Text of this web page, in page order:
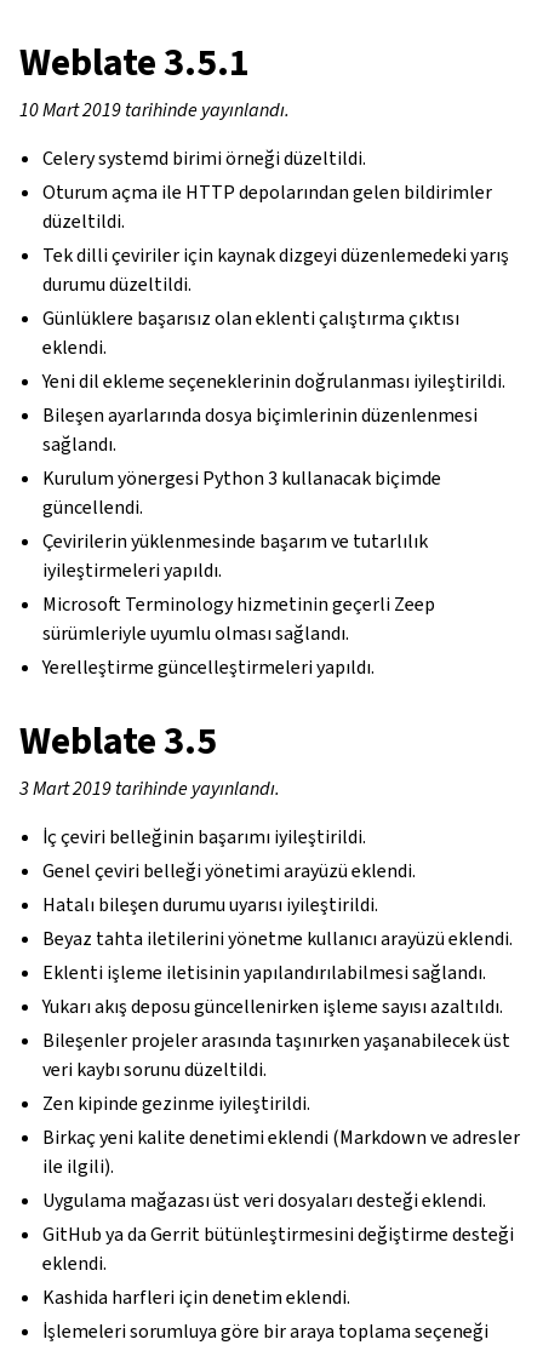
Weblate 3.5.1
10 Mart 2019 tarihinde yayınlandı.
Celery systemd birimi örneği düzeltildi.
Oturum açma ile HTTP depolarından gelen bildirimler
düzeltildi.
Tek dilli çeviriler için kaynak dizgeyi düzenlemedeki yarış
durumu düzeltildi.
Günlüklere başarısız olan eklenti çalıştırma çıktısı
eklendi.
Yeni dil ekleme seçeneklerinin doğrulanması iyileştirildi.
Bileşen ayarlarında dosya biçimlerinin düzenlenmesi
sağlandı.
Kurulum yönergesi Python 3 kullanacak biçimde
güncellendi.
Çevirilerin yüklenmesinde başarım ve tutarlılık
iyileştirmeleri yapıldı.
Microsoft Terminology hizmetinin geçerli Zeep
sürümleriyle uyumlu olması sağlandı.
Yerelleştirme güncelleştirmeleri yapıldı.
Weblate 3.5
3 Mart 2019 tarihinde yayınlandı.
İç çeviri belleğinin başarımı iyileştirildi.
Genel çeviri belleği yönetimi arayüzü eklendi.
Hatalı bileşen durumu uyarısı iyileştirildi.
Beyaz tahta iletilerini yönetme kullanıcı arayüzü eklendi.
Eklenti işleme iletisinin yapılandırılabilmesi sağlandı.
Yukarı akış deposu güncellenirken işleme sayısı azaltıldı.
Bileşenler projeler arasında taşınırken yaşanabilecek üst
veri kaybı sorunu düzeltildi.
Zen kipinde gezinme iyileştirildi.
Birkaç yeni kalite denetimi eklendi (Markdown ve adresler
ile ilgili).
Uygulama mağazası üst veri dosyaları desteği eklendi.
GitHub ya da Gerrit bütünleştirmesini değiştirme desteği
eklendi.
Kashida harfleri için denetim eklendi.
İşlemeleri sorumluya göre bir araya toplama seçeneği